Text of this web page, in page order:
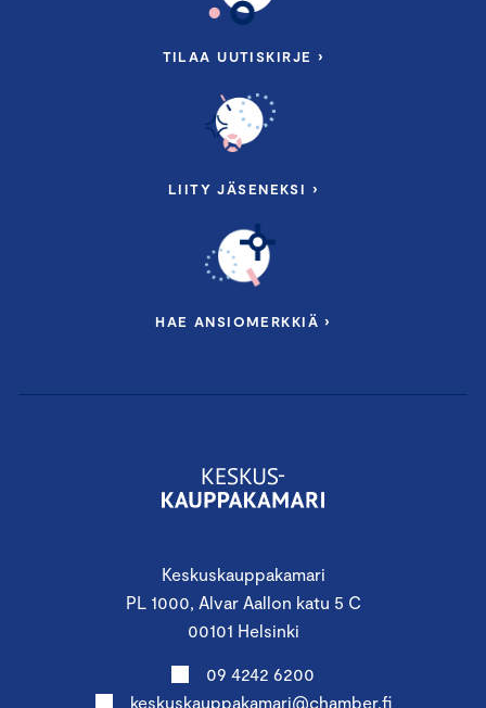
Keskuskauppakamari
PL 1000, Alvar Aallon katu 5 C
00101 Helsinki
09 4242 6200
keskuskauppakamari@chamber.fi
TILAA UUTISKIRJE ›
LIITY JÄSENEKSI ›
HAE ANSIOMERKKIÄ ›